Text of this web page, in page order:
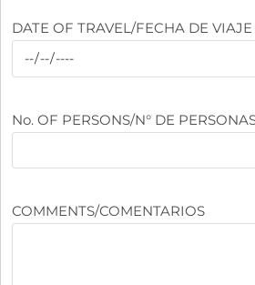
DATE OF TRAVEL/FECHA DE VIAJE
No. OF PERSONS/N° DE
COMMENTS/COMENTARIOS